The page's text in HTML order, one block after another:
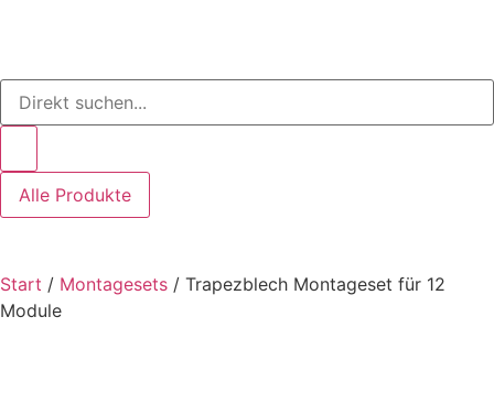
Alle Produkte
Start / Montagesets / Trapezblech Montageset für 12
Module